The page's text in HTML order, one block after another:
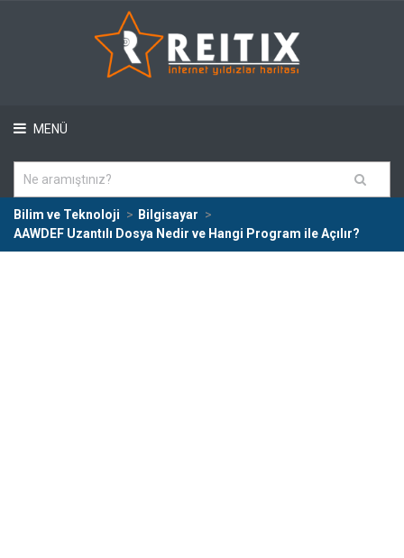
MENÜ
Bilim ve Teknoloji
Bilgisayar
AAWDEF Uzantılı Dosya Nedir ve Hangi Program ile Açılır?